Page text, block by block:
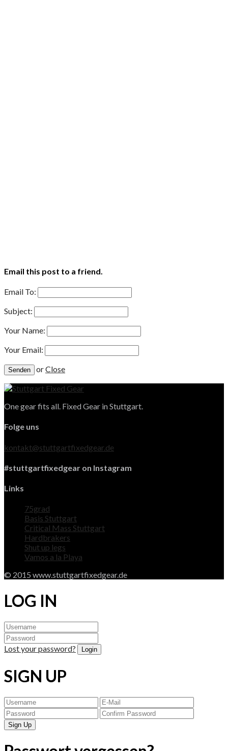
Email this post to a friend.
Email To:
Subject:
Your Name:
Your Email:
orClose
One gear fits all. Fixed Gear in Stuttgart.
Folge uns
kontakt@stuttgartfixedgear.de
#stuttgartfixedgear on Instagram
Links
75grad
Basis Stuttgart
Critical Mass Stuttgart
Hardbrakers
Shut up legs
Vamos a la Playa
© 2015 www.stuttgartfixedgear.de
LOG IN
Lost your password?
SIGN UP